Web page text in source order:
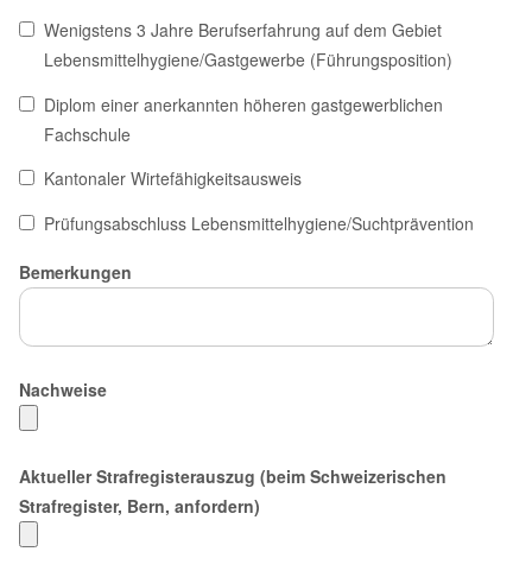
Wenigstens 3 Jahre Berufserfahrung auf dem Gebiet
Lebensmittelhygiene/Gastgewerbe (Führungsposition)
Diplom einer anerkannten höheren gastgewerblichen
Fachschule
Kantonaler Wirtefähigkeitsausweis
Prüfungsabschluss Lebensmittelhygiene/Suchtprävention
Bemerkungen
Nachweise
Aktueller Strafregisterauszug (beim Schweizerischen
Strafregister, Bern, anfordern)